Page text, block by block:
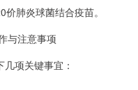
肺炎球菌结合疫苗。
与注意事项
项关键事宜：